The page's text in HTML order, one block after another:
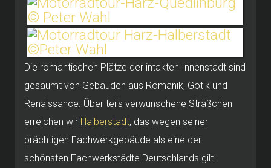
Die romantischen Plätze der intakten Innenstadt sind
gesäumt von Gebäuden aus Romanik, Gotik und
Renaissance. Über teils verwunschene Sträßchen
erreichen wir Halberstadt, das wegen seiner
prächtigen Fachwerkgebäude als eine der
schönsten Fachwerkstädte Deutschlands gilt.